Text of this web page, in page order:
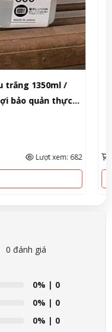
Màu
Lượt xem: 648
0 đánh giá
0% | 0
0% | 0
0% | 0